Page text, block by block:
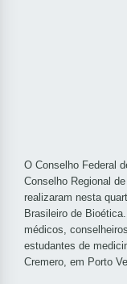
O Conselho Federal
Conselho Regional
realizaram nesta
Brasileiro de
médicos,
estudantes de
Cremero, em Porto